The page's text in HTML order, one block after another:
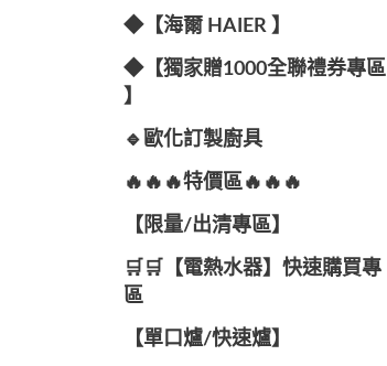
◆【海爾 HAIER 】
◆【獨家贈1000全聯禮券專區
】
🔹歐化訂製廚具
🔥🔥🔥特價區🔥🔥🔥
【限量/出清專區】
🛒🛒【電熱水器】快速購買專
區
【單口爐/快速爐】